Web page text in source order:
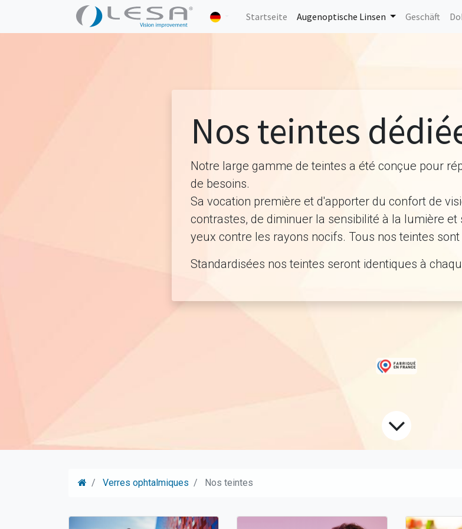
Startseite Augenoptische Linsen Geschäft
Nos teintes
Notre large gamme de teintes a été conçue pour
de besoins.
Sa vocation première et d'apporter du confort de
contrastes, de diminuer la sensibilité à la lumière
yeux contre les rayons nocifs. Tous nos teintes sont
Standardisées nos teintes seront identiques à
Verres ophtalmiques Nos teintes